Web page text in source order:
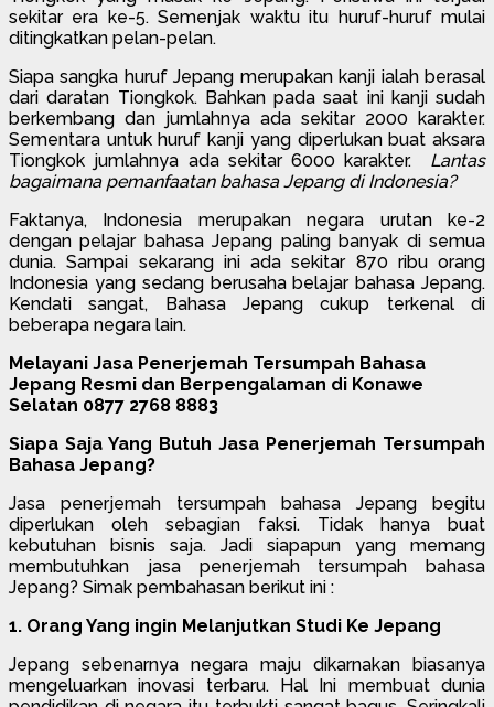
sekitar era ke-5. Semenjak waktu itu huruf-huruf mulai
ditingkatkan pelan-pelan.
Siapa sangka huruf Jepang merupakan kanji ialah berasal
dari daratan Tiongkok. Bahkan pada saat ini kanji sudah
berkembang dan jumlahnya ada sekitar 2000 karakter.
Sementara untuk huruf kanji yang diperlukan buat aksara
Tiongkok jumlahnya ada sekitar 6000 karakter. Lantas
bagaimana pemanfaatan bahasa Jepang di Indonesia?
Faktanya, Indonesia merupakan negara urutan ke-2
dengan pelajar bahasa Jepang paling banyak di semua
dunia. Sampai sekarang ini ada sekitar 870 ribu orang
Indonesia yang sedang berusaha belajar bahasa Jepang.
Kendati sangat, Bahasa Jepang cukup terkenal di
beberapa negara lain.
Melayani Jasa Penerjemah Tersumpah Bahasa
Jepang Resmi dan Berpengalaman di Konawe
Selatan 0877 2768 8883
Siapa Saja Yang Butuh Jasa Penerjemah Tersumpah
Bahasa Jepang?
Jasa penerjemah tersumpah bahasa Jepang begitu
diperlukan oleh sebagian faksi. Tidak hanya buat
kebutuhan bisnis saja. Jadi siapapun yang memang
membutuhkan jasa penerjemah tersumpah bahasa
Jepang? Simak pembahasan berikut ini :
1. Orang Yang ingin Melanjutkan Studi Ke Jepang
Jepang sebenarnya negara maju dikarnakan biasanya
mengeluarkan inovasi terbaru. Hal Ini membuat dunia